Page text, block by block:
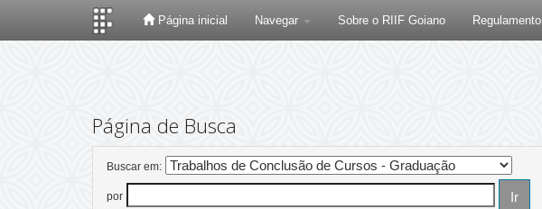
Página inicial Navegar Sobre o RIIF Goiano Regulamento
Página de Busca
Buscar em:
por